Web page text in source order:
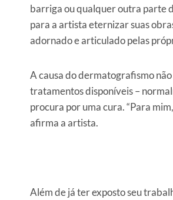
barriga ou qualquer outra parte
para a artista eternizar suas
adornado e articulado pelas
A causa do dermatografismo
tratamentos disponíveis –
procura por uma cura. “Para
afirma a artista.
Além de já ter exposto seu